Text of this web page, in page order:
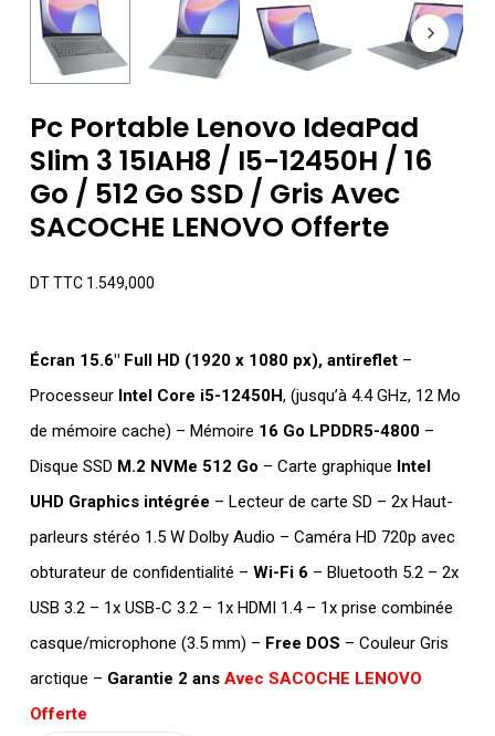
Pc Portable Lenovo IdeaPad
Slim 3 15IAH8 / I5-12450H / 16
Go / 512 Go SSD / Gris Avec
SACOCHE LENOVO Offerte
DT TTC1.549,000
Écran 15.6″ Full HD (1920 x 1080 px), antireflet–
Processeur Intel Core i5-12450H, (jusqu’à 4.4 GHz, 12 Mo
de mémoire cache) – Mémoire 16 Go LPDDR5-4800–
Disque SSD M.2 NVMe 512 Go – Carte graphique Intel
UHD Graphics intégrée – Lecteur de carte SD – 2x Haut-
parleurs stéréo 1.5 W Dolby Audio – Caméra HD 720p avec
obturateur de confidentialité – Wi-Fi 6 – Bluetooth 5.2 – 2x
USB 3.2 – 1x USB-C 3.2 – 1x HDMI 1.4 – 1x prise combinée
casque/microphone (3.5 mm) – Free DOS – Couleur Gris
arctique – Garantie 2 ans Avec SACOCHE LENOVO
Offerte